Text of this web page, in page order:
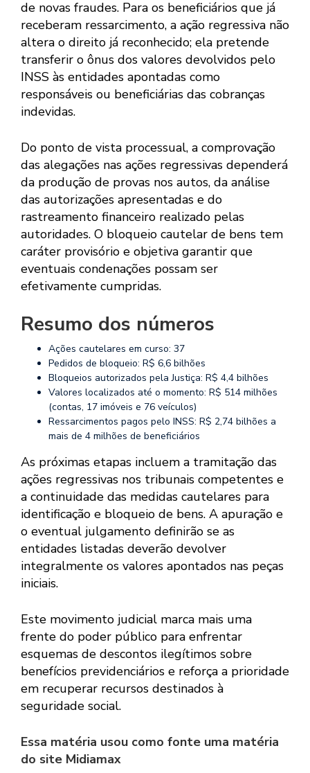
de novas fraudes. Para os beneficiários que já
receberam ressarcimento, a ação regressiva não
altera o direito já reconhecido; ela pretende
transferir o ônus dos valores devolvidos pelo
INSS às entidades apontadas como
responsáveis ou beneficiárias das cobranças
indevidas.
Do ponto de vista processual, a comprovação
das alegações nas ações regressivas dependerá
da produção de provas nos autos, da análise
das autorizações apresentadas e do
rastreamento financeiro realizado pelas
autoridades. O bloqueio cautelar de bens tem
caráter provisório e objetiva garantir que
eventuais condenações possam ser
efetivamente cumpridas.
Resumo dos números
Ações cautelares em curso: 37
Pedidos de bloqueio: R$ 6,6 bilhões
Bloqueios autorizados pela Justiça: R$ 4,4 bilhões
Valores localizados até o momento: R$ 514 milhões
(contas, 17 imóveis e 76 veículos)
Ressarcimentos pagos pelo INSS: R$ 2,74 bilhões a
mais de 4 milhões de beneficiários
As próximas etapas incluem a tramitação das
ações regressivas nos tribunais competentes e
a continuidade das medidas cautelares para
identificação e bloqueio de bens. A apuração e
o eventual julgamento definirão se as
entidades listadas deverão devolver
integralmente os valores apontados nas peças
iniciais.
Este movimento judicial marca mais uma
frente do poder público para enfrentar
esquemas de descontos ilegítimos sobre
benefícios previdenciários e reforça a prioridade
em recuperar recursos destinados à
seguridade social.
Essa matéria usou como fonte uma matéria
do site Midiamax